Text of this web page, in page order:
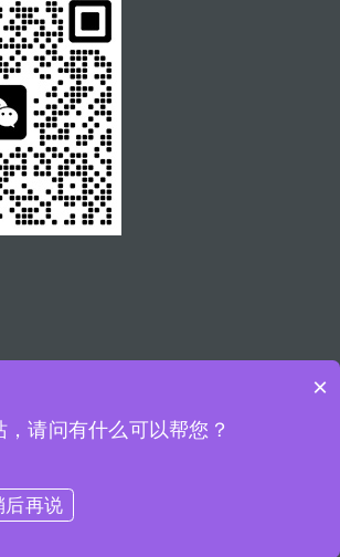
• 杭州伊迈管件有限公司 电话：
×
请问有什么可以帮您？
后再说